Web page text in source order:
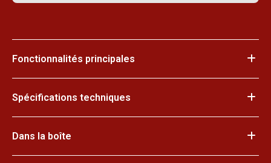
Fonctionnalités principales
Spécifications techniques
Dans la boîte